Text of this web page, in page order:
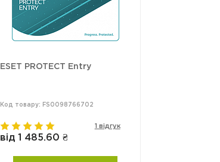
ESET PROTECT Entry
Код товару: FS0098766702
1 відгук
від 1 485.60 ₴